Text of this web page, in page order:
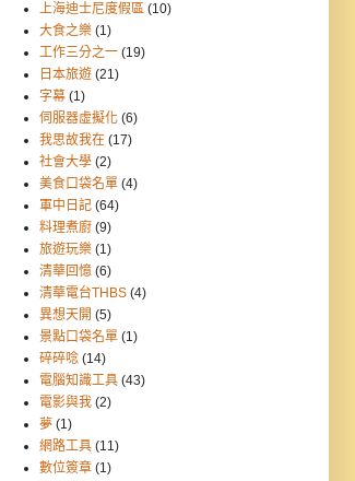
上海迪士尼度假區 (10)
大食之樂 (1)
工作三分之一 (19)
日本旅遊 (21)
字幕 (1)
伺服器虛擬化 (6)
我思故我在 (17)
社會大學 (2)
美食口袋名單 (4)
軍中日記 (64)
料理煮廚 (9)
旅遊玩樂 (1)
清華回憶 (6)
清華電台THBS (4)
異想天開 (5)
景點口袋名單 (1)
碎碎唸 (14)
電腦知識工具 (43)
電影與我 (2)
夢 (1)
網路工具 (11)
數位簽章 (1)